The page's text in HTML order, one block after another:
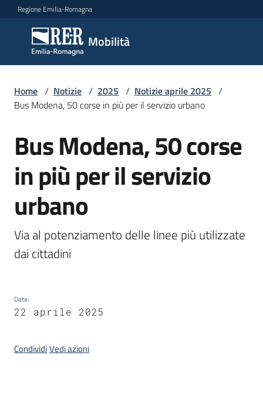
Vai al contenuto
Vai alla navigazione
Vai al footer
Regione Emilia-Romagna
Mobilità
Mobilità
Argomenti
Novità
Servizi
Leggi
Atti
Bandi
Progetti
Home / Notizie / 2025 / Notizie aprile 2025 /
Bus Modena, 50 corse in più per il servizio urbano
Salta al contenuto
Bus Modena, 50 corse
in più per il servizio
urbano
Via al potenziamento delle linee più utilizzate
dai cittadini
Data:
22 aprile 2025
CondividiVedi azioni